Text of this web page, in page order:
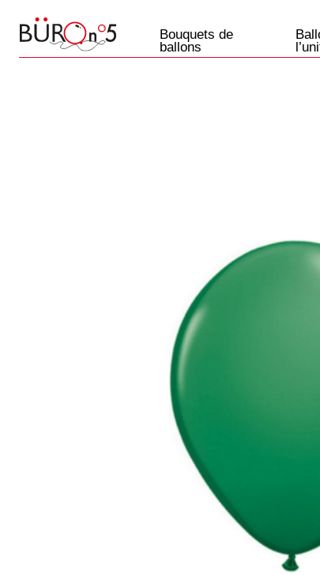
Bouquets de
ballons
Ballons à